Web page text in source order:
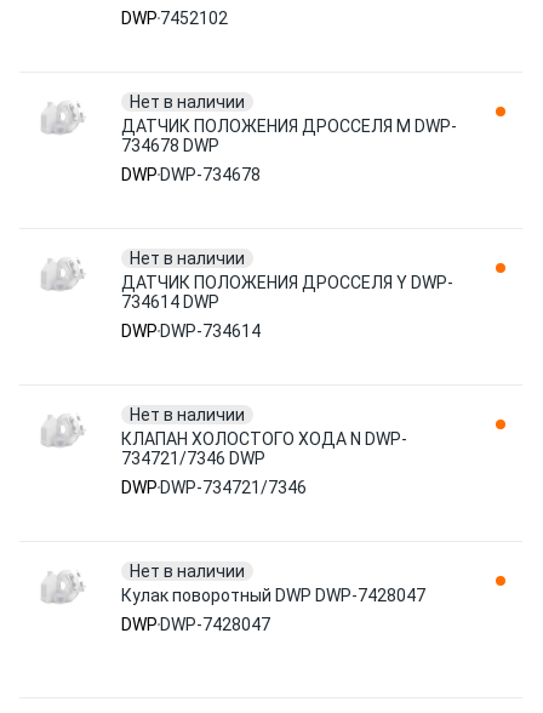
DWP 7452102
Нет в наличии
ДАТЧИК ПОЛОЖЕНИЯ ДРОССЕЛЯ M DWP-
734678 DWP
DWP DWP-734678
Нет в наличии
ДАТЧИК ПОЛОЖЕНИЯ ДРОССЕЛЯ Y DWP-
734614 DWP
DWP DWP-734614
Нет в наличии
КЛАПАН ХОЛОСТОГО ХОДА N DWP-
734721/7346 DWP
DWP DWP-734721/7346
Нет в наличии
Кулак поворотный DWP DWP-7428047
DWP DWP-7428047